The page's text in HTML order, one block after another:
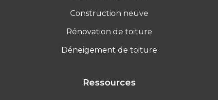
Construction neuve
Rénovation de toiture
Déneigement de toiture
Ressources